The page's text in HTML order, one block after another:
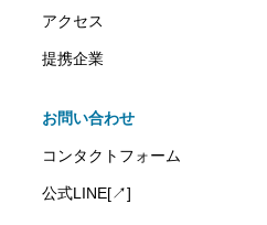
アクセス
提携企業
お問い合わせ
コンタクトフォーム
公式LINE[↗]